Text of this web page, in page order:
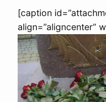
[caption
align=”aligncenter”